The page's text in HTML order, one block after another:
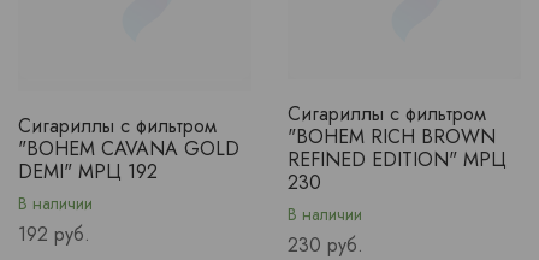
Сигариллы с фильтром
"BOHEM CAVANA GOLD
DEMI" МРЦ 192
В наличии
Price
192 руб.
Сигариллы с фильтром
"BOHEM RICH BROWN
REFINED EDITION" МРЦ
230
В наличии
Price
230 руб.